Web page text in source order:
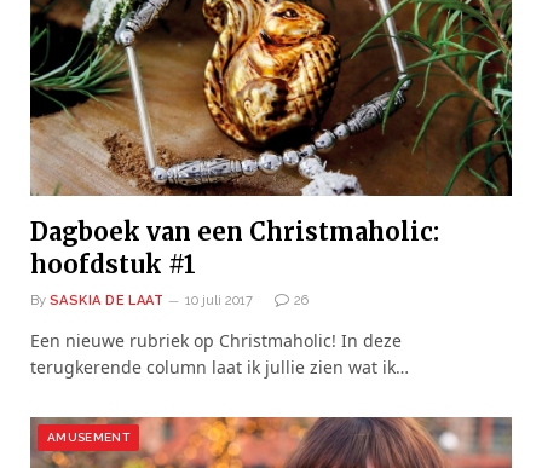
Dagboek van een Christmaholic:
hoofdstuk #1
By SASKIA DE LAAT 10 juli 2017 26
Een nieuwe rubriek op Christmaholic! In deze
terugkerende column laat ik jullie zien wat ik…
AMUSEMENT